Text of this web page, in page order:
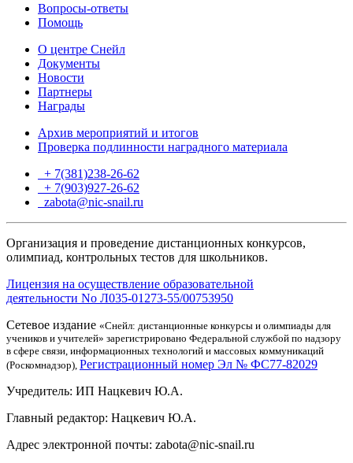
Вопросы-ответы
Помощь
О центре Снейл
Документы
Новости
Партнеры
Награды
Архив мероприятий и итогов
Проверка подлинности наградного материала
+ 7(381)238-26-62
+ 7(903)927-26-62
zabota@nic-snail.ru
Организация и проведение дистанционных конкурсов,
олимпиад, контрольных тестов для школьников.
Лицензия на осуществление образовательной
деятельности No Л035-01273-55/00753950
Сетевое издание «Снейл: дистанционные конкурсы и олимпиады для
учеников и учителей» зарегистрировано Федеральной службой по надзору
в сфере связи, информационных технологий и массовых коммуникаций
(Роскомнадзор), Регистрационный номер Эл № ФС77-82029
Учредитель: ИП Нацкевич Ю.А.
Главный редактор: Нацкевич Ю.А.
Адрес электронной почты: zabota@nic-snail.ru